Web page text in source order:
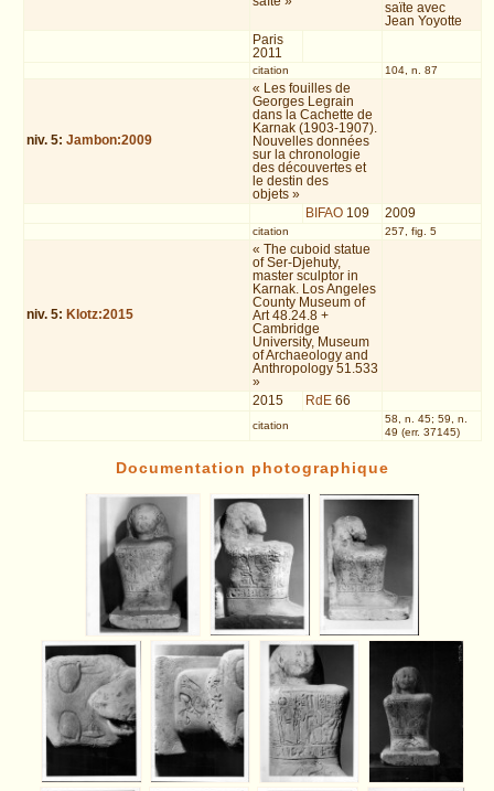
saïte avec
Jean Yoyotte
Paris
2011
citation 104, n. 87
niv. 5:Jambon:2009
« Les fouilles de
Georges Legrain
dans la Cachette de
Karnak (1903-1907).
Nouvelles données
sur la chronologie
des découvertes et
le destin des
objets »
BIFAO 109 2009
citation 257, fig. 5
niv. 5: Klotz:2015
« The cuboid statue
of Ser-Djehuty,
master sculptor in
Karnak. Los Angeles
County Museum of
Art 48.24.8 +
Cambridge
University, Museum
of Archaeology and
Anthropology 51.533
»
2015
RdE 66
citation
58, n. 45; 59, n.
49 (err. 37145)
Documentation photographique